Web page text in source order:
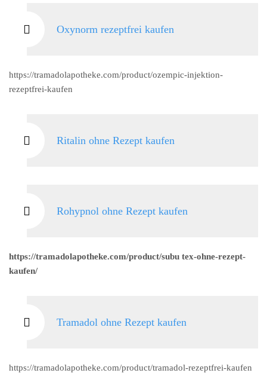
Oxynorm rezeptfrei kaufen
https://tramadolapotheke.com/product/ozempic-injektion-
rezeptfrei-kaufen
Ritalin ohne Rezept kaufen
Rohypnol ohne Rezept kaufen
https://tramadolapotheke.com/product/subu tex-ohne-rezept-
kaufen/
Tramadol ohne Rezept kaufen
https://tramadolapotheke.com/product/tramadol-rezeptfrei-kaufen